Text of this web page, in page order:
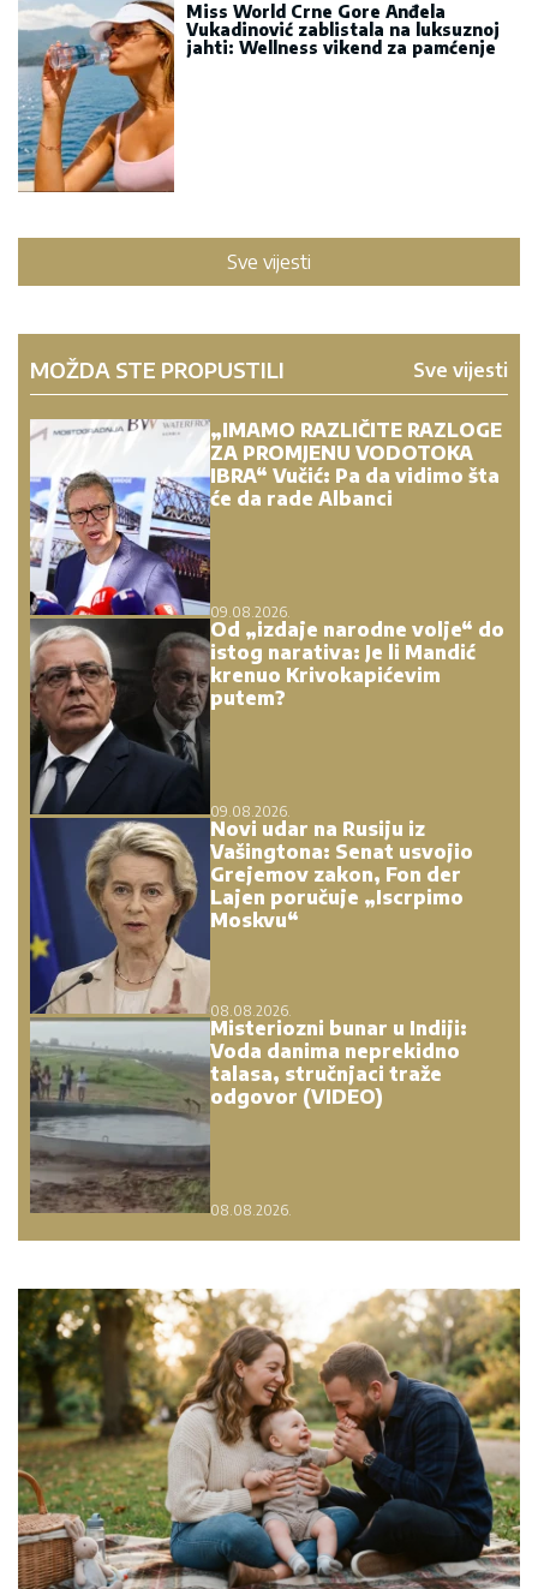
Miss World Crne Gore Anđela
Vukadinović zablistala na luksuznoj
jahti: Wellness vikend za pamćenje
Sve vijesti
MOŽDA STE PROPUSTILI Sve vijesti
„IMAMO RAZLIČITE RAZLOGE
ZA PROMJENU VODOTOKA
IBRA“ Vučić: Pa da vidimo šta
će da rade Albanci
09.08.2026.
Od „izdaje narodne volje“ do
istog narativa: Je li Mandić
krenuo Krivokapićevim
putem?
09.08.2026.
Novi udar na Rusiju iz
Vašingtona: Senat usvojio
Grejemov zakon, Fon der
Lajen poručuje „Iscrpimo
Moskvu“
08.08.2026.
Misteriozni bunar u Indiji:
Voda danima neprekidno
talasa, stručnjaci traže
odgovor (VIDEO)
08.08.2026.